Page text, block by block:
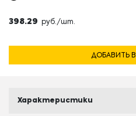
398.29 руб./шт.
ДОБАВИТЬ
Характеристики